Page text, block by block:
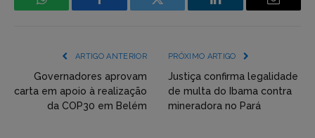
WhatsApp Facebook
Incorpore
(YouTube,
Twitter,
Flickr
LinkedIn Email
ARTIGO ANTERIOR
Governadores aprovam
carta em apoio à realização
da COP30 em Belém
PRÓXIMO ARTIGO
Justiça confirma legalidade
de multa do Ibama contra
mineradora no Pará